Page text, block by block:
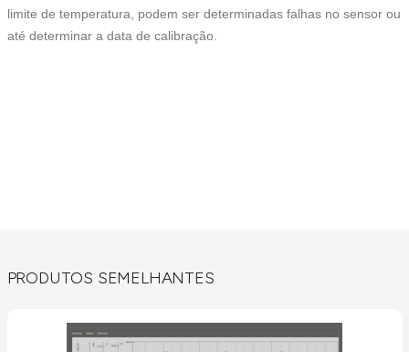
limite de temperatura, podem ser determinadas falhas no sensor ou
até determinar a data de calibração.
PRODUTOS SEMELHANTES